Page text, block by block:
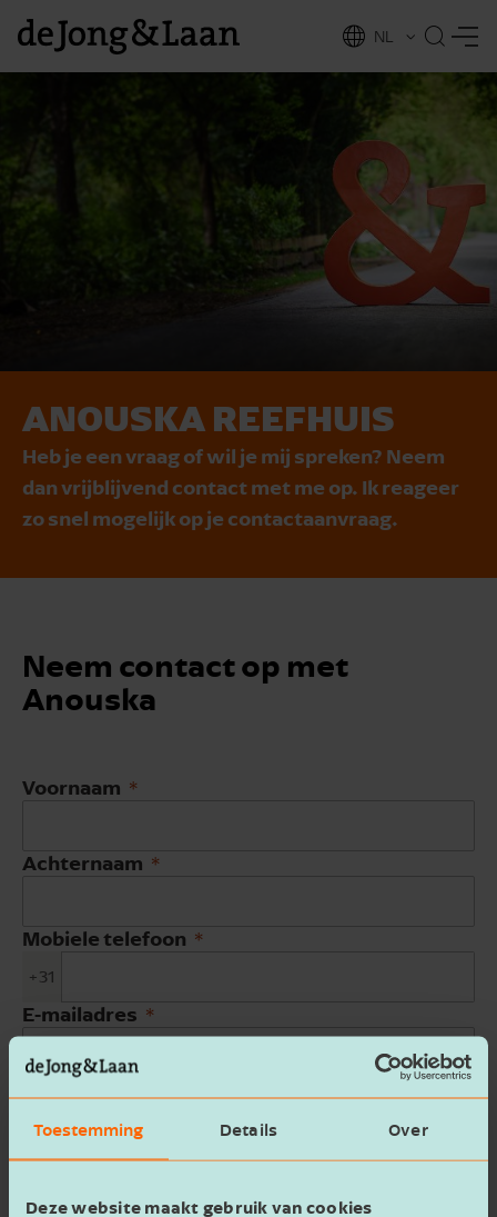
Toestemming Details Over
Deze website maakt gebruik van cookies
EN
NL
ANOUSKA REEFHUIS
Heb je een vraag of wil je mij spreken? Neem
dan vrijblijvend contact met me op. Ik reageer
zo snel mogelijk op je contactaanvraag.
Neem contact op met
Anouska
Voornaam
Achternaam
Mobiele telefoon
+31
E-mailadres
Beschrijving